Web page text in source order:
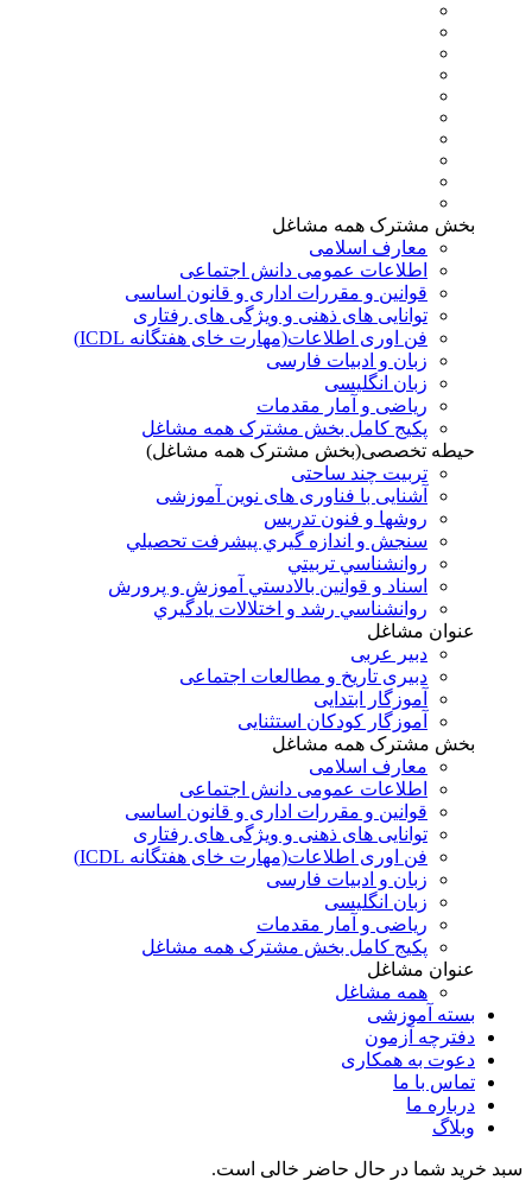
بخش مشترک همه مشاغل
معارف اسلامی
اطلاعات عمومی دانش اجتماعی
قوانین و مقررات اداری و قانون اساسی
توانایی های ذهنی و ویژگی های رفتاری
فن اوری اطلاعات(مهارت خای هفتگانه ICDL)
زبان و ادبیات فارسی
زبان انگلیسی
ریاضی و آمار مقدمات
پکیج کامل بخش مشترک همه مشاغل
حیطه تخصصی(بخش مشترک همه مشاغل)
تربیت چند ساحتی
آشنایی با فناوری های نوین آموزشی
روشها و فنون تدريس
سنجش و اندازه گيري پيشرفت تحصيلي
روانشناسي تربيتي
اسناد و قوانين بالادستي آموزش و پرورش
روانشناسي رشد و اختلالات يادگيري
عنوان مشاغل
دبير عربی
دبیری تاریخ و مطالعات اجتماعی
آموزگار ابتدایی
آموزگار کودکان استثنایی
بخش مشترک همه مشاغل
معارف اسلامی
اطلاعات عمومی دانش اجتماعی
قوانین و مقررات اداری و قانون اساسی
توانایی های ذهنی و ویژگی های رفتاری
فن اوری اطلاعات(مهارت خای هفتگانه ICDL)
زبان و ادبیات فارسی
زبان انگلیسی
ریاضی و آمار مقدمات
پکیج کامل بخش مشترک همه مشاغل
عنوان مشاغل
همه مشاغل
بسته آموزشی
دفترچه آزمون
دعوت به همکاری
تماس با ما
درباره ما
وبلاگ
سبد خرید شما در حال حاضر خالی است.